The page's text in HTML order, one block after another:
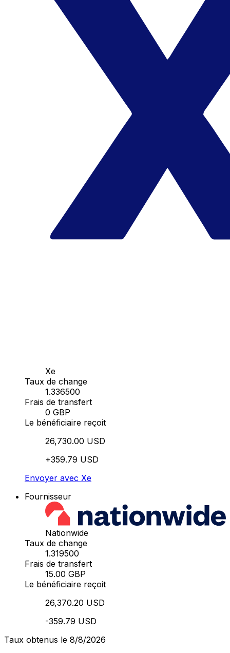
Xe
Taux de change
1.336500
Frais de transfert
0 GBP
Le bénéficiaire reçoit
26,730.00 USD
+359.79 USD
Envoyer avec Xe
Fournisseur
Nationwide
Taux de change
1.319500
Frais de transfert
15.00 GBP
Le bénéficiaire reçoit
26,370.20 USD
-359.79 USD
Taux obtenus le 8/8/2026